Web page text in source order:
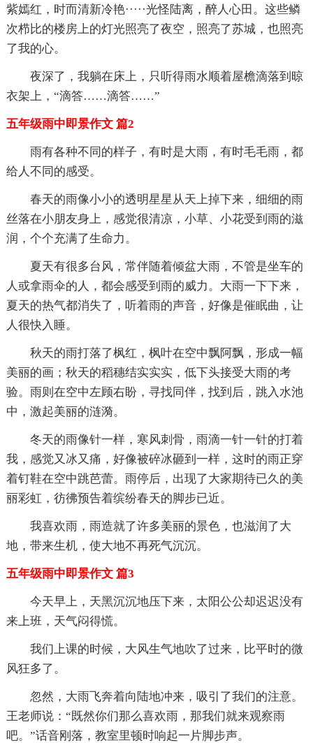
紫嫣红，时而清新冷艳·····光怪陆离，醉人心田。这些鳞
次栉比的楼房上的灯光照亮了夜空，照亮了苏城，也照亮
了我的心。
夜深了，我躺在床上，只听得雨水顺着屋檐滴落到晾
衣架上，“滴答……滴答……”
五年级雨中即景作文 篇2
雨有各种不同的样子，有时是大雨，有时毛毛雨，都
给人不同的感受。
春天的雨像小小的透明星星从天上掉下来，细细的雨
丝落在小朋友身上，感觉很清凉，小草、小花受到雨的滋
润，个个充满了生命力。
夏天有很多台风，常伴随着倾盆大雨，不管是坐车的
人或拿雨伞的人，都会感受到雨的威力。大雨一下下来，
夏天的热气都消失了，听着雨的声音，好像是催眠曲，让
人很快入睡。
秋天的雨打落了枫红，枫叶在空中飘阿飘，形成一幅
美丽的画；秋天的稻穗结实实实，低下头接受大雨的考
验。雨则在空中左顾右盼，寻找同伴，找到后，跳入水池
中，激起美丽的涟漪。
冬天的雨像针一样，寒风刺骨，雨滴一针一针的打着
我，感觉又冰又痛，好像被碎冰砸到一样，这时的雨正穿
着钉鞋在空中跳芭蕾。雨停后，出现了大家期待已久的美
丽彩虹，彷彿预告着缤纷春天的脚步已近。
我喜欢雨，雨造就了许多美丽的景色，也滋润了大
地，带来生机，使大地不再死气沉沉。
五年级雨中即景作文 篇3
今天早上，天黑沉沉地压下来，太阳公公却迟迟没有
来上班，天气闷得慌。
我们上课的时候，大风生气地吹了过来，比平时的微
风狂多了。
忽然，大雨飞奔着向陆地冲来，吸引了我们的注意。
王老师说：“既然你们那么喜欢雨，那我们就来观察雨
吧。”话音刚落，教室里顿时响起一片脚步声。